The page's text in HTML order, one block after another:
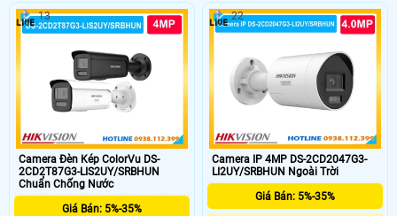
góc nhìn rộng lên đến 180 độ, không
bị méo hình ở khoảng cách 1m,
trang bị đèn Led tầm xa nhìn có
màu vào ban đêm lên đến 40m.
chân thực ngay cả trong môi trường
tối hoàn toàn.
Camera Đèn Kép ColorVu DS-
2CD2T87G3-LIS2UY/SRBHUN
Chuẩn Chống Nước
Giá Bán: 5%-35%
13
Camera IP 4MP DS-2CD2047G3-
LI2UY/SRBHUN Ngoài Trời
Giá Bán: 5%-35%
22